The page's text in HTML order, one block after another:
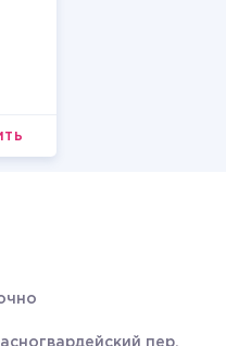
пер.